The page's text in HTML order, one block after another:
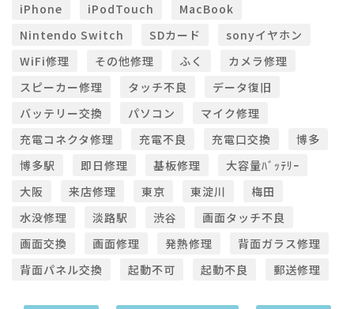
iPhone
iPodTouch
MacBook
Nintendo Switch
SDカード
sonyイヤホン
WiFi修理
その他修理 ふく
カメラ修理
スピーカー修理
タッチ不良
データ復旧
バッテリー交換
パソコン
マイク修理
充電コネクタ修理
充電不良 充電口交換
博多
博多駅
即日修理 基板修理
大容量ﾊﾞｯﾃﾘｰ
大阪
来店修理 東京 東淀川
梅田
水没修理
淡路駅 渋谷
画面タッチ不良
画面交換
画面修理 発熱修理
背面ガラス修理
背面パネル交換
起動不可 起動不良 郵送修理